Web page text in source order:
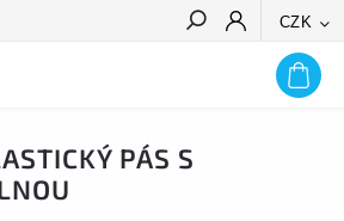
CZK
HLEDAT
PÁS S